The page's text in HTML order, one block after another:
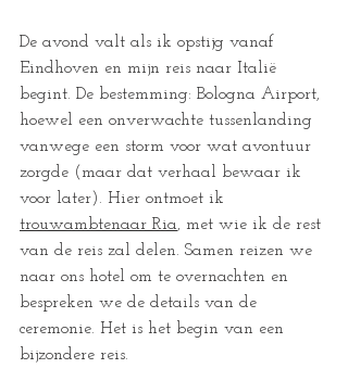
De avond valt als ik opstijg vanaf
Eindhoven en mijn reis naar Italië
begint. De bestemming: Bologna Airport,
hoewel een onverwachte tussenlanding
vanwege een storm voor wat avontuur
zorgde (maar dat verhaal bewaar ik
voor later). Hier ontmoet ik
trouwambtenaar Ria, met wie ik de rest
van de reis zal delen. Samen reizen we
naar ons hotel om te overnachten en
bespreken we de details van de
ceremonie. Het is het begin van een
bijzondere reis.